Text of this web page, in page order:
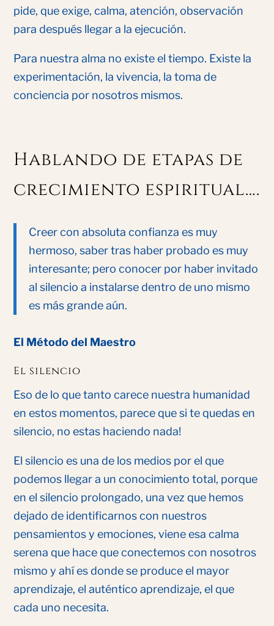
pide, que exige, calma, atención, observación
para después llegar a la ejecución.
Para nuestra alma no existe el tiempo. Existe la
experimentación, la vivencia, la toma de
conciencia por nosotros mismos.
Hablando de etapas de
crecimiento espiritual….
Creer con absoluta confianza es muy
hermoso, saber tras haber probado es muy
interesante; pero conocer por haber invitado
al silencio a instalarse dentro de uno mismo
es más grande aún.
El Método del Maestro
El silencio
Eso de lo que tanto carece nuestra humanidad
en estos momentos, parece que si te quedas en
silencio, no estas haciendo nada!
El silencio es una de los medios por el que
podemos llegar a un conocimiento total, porque
en el silencio prolongado, una vez que hemos
dejado de identificarnos con nuestros
pensamientos y emociones, viene esa calma
serena que hace que conectemos con nosotros
mismo y ahí es donde se produce el mayor
aprendizaje, el auténtico aprendizaje, el que
cada uno necesita.